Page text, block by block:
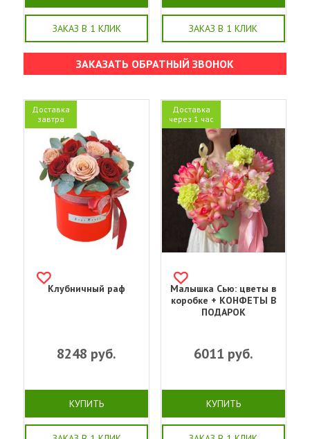
ЗАКАЗ В 1 КЛИК ЗАКАЗ В 1 КЛИК
ЗАКАЗАТЬ ОБРАТНЫЙ ЗВОНОК
Доставка
завтра
Клубничный раф
8248 руб.
КУПИТЬ
Доставка
через 1 час
Малышка Сью: цветы в
коробке + КОНФЕТЫ В
ПОДАРОК
6011 руб.
КУПИТЬ